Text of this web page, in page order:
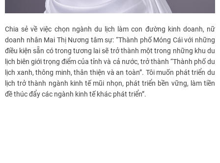
Chia sẻ về việc chọn ngành du lịch làm con đường kinh doanh, nữ
doanh nhân Mai Thị Nương tâm sự: “Thành phố Móng Cái với những
điều kiện sẵn có trong tương lai sẽ trở thành một trong những khu du
lịch biên giới trọng điểm của tỉnh và cả nước, trở thành “Thành phố du
lịch xanh, thông minh, thân thiện và an toàn”. Tôi muốn phát triển du
lịch trở thành ngành kinh tế mũi nhọn, phát triển bền vững, làm tiền
đề thúc đẩy các ngành kinh tế khác phát triển”.